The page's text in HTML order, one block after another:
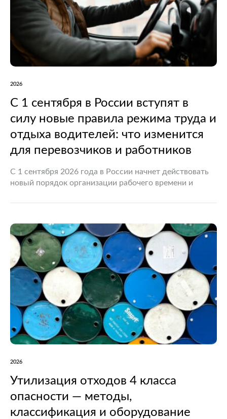
2026
С 1 сентября в России вступят в
силу новые правила режима труда и
отдыха водителей: что изменится
для перевозчиков и работников
С 1 сентября 2026 года в России начнет действовать
новый порядок организации рабочего времени и
приказом Министерства транспорта РФ № 160 от 14
2026
Утилизация отходов 4 класса
опасности — методы,
классификация и оборудование